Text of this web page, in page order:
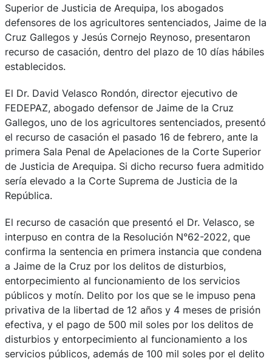
Superior de Justicia de Arequipa, los abogados
defensores de los agricultores sentenciados, Jaime de la
Cruz Gallegos y Jesús Cornejo Reynoso, presentaron
recurso de casación, dentro del plazo de 10 días hábiles
establecidos.
El Dr. David Velasco Rondón, director ejecutivo de
FEDEPAZ, abogado defensor de Jaime de la Cruz
Gallegos, uno de los agricultores sentenciados, presentó
el recurso de casación el pasado 16 de febrero, ante la
primera Sala Penal de Apelaciones de la Corte Superior
de Justicia de Arequipa. Si dicho recurso fuera admitido
sería elevado a la Corte Suprema de Justicia de la
República.
El recurso de casación que presentó el Dr. Velasco, se
interpuso en contra de la Resolución N°62-2022, que
confirma la sentencia en primera instancia que condena
a Jaime de la Cruz por los delitos de disturbios,
entorpecimiento al funcionamiento de los servicios
públicos y motín. Delito por los que se le impuso pena
privativa de la libertad de 12 años y 4 meses de prisión
efectiva, y el pago de 500 mil soles por los delitos de
disturbios y entorpecimiento al funcionamiento a los
servicios públicos, además de 100 mil soles por el delito